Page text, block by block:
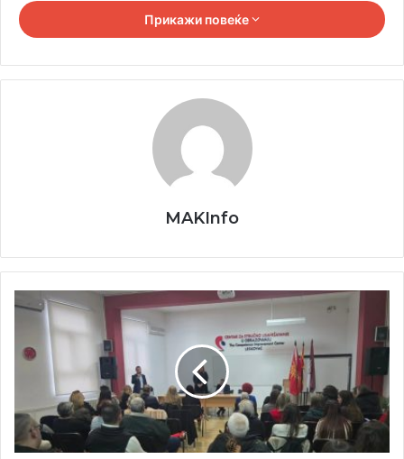
Прикажи повеќе
MAKInfo
Обединети
иднината:
Стратегијата
претставена
институциите
заедницата